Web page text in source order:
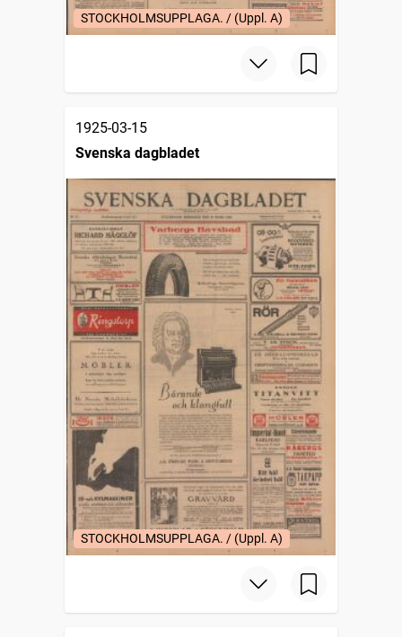
STOCKHOLMSUPPLAGA. / (Uppl. A)
1925-03-15
Svenska dagbladet
STOCKHOLMSUPPLAGA. / (Uppl. A)